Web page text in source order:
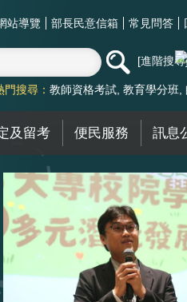
站導覽 部長民意信箱 常見問答
進階搜尋
門搜尋： 教師資格考試 教育學分班
及留考 便民服務 訊息